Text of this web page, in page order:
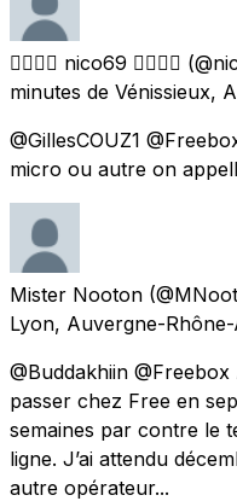
🏳️‍🌈🏳️‍🌈 nico69 🏳️‍🌈🏳️‍🌈
minutes de Vénissieux,
@GillesCOUZ1
micro ou autre on
Mister Nooton
Lyon, Auvergne-Rhône-
@Buddakhiin
passer chez Free en
semaines par contre le
ligne. J’ai attendu
autre opérateur...